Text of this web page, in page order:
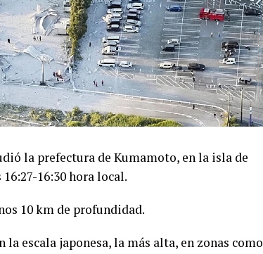
la prefectura de Kumamoto, en la isla de
16:30 hora local.
10 km de profundidad.
escala japonesa, la más alta, en zonas como